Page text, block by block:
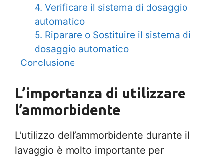
4. Verificare il sistema di dosaggio
automatico
5. Riparare o Sostituire il sistema di
dosaggio automatico
Conclusione
L’importanza di utilizzare
l’ammorbidente
L’utilizzo dell’ammorbidente durante il
lavaggio è molto importante per